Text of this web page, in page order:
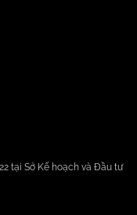
tại Sở Kế hoạch và Đầu tư